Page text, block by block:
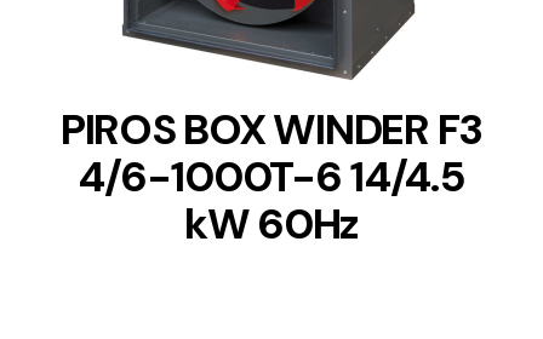
PIROS BOX WINDER F3
4/6-1000T-6 14/4.5
kW 60Hz